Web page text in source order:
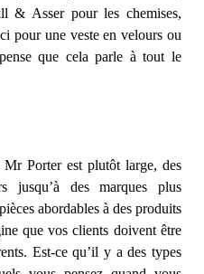
& Asser pour les chemises,
pour une veste en velours ou
que cela parle à tout le
Porter est plutôt large, des
jusqu’à des marques plus
abordables à des produits
que vos clients doivent être
Est-ce qu’il y a des types